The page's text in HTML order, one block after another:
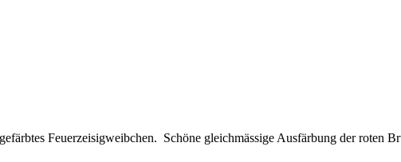
Feuerzeisigweibchen. Schöne gleichmässige Ausfärbung der roten